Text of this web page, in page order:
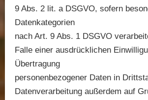
9 Abs. 2 lit. a DSGVO, sofern
Datenkategorien
nach Art. 9 Abs. 1 DSGVO
Falle einer ausdrücklichen
Übertragung
personenbezogener Daten in
Datenverarbeitung außerdem auf